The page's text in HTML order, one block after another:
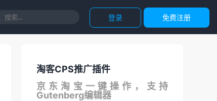
登录 免费注册
淘客CPS推广插件
京东淘宝一键操作，支持
Gutenberg编辑器